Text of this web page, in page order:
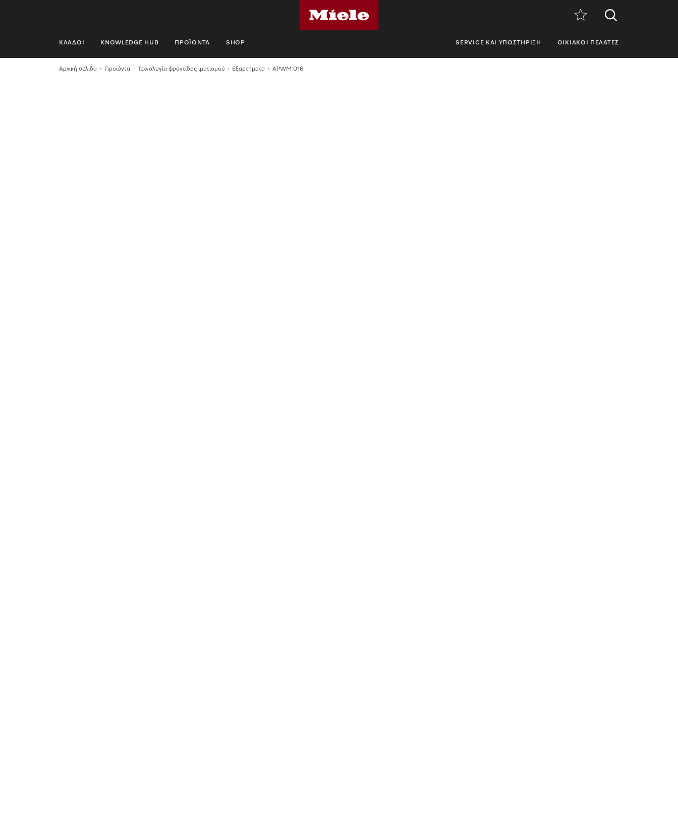
ΚΛΆΔΟΙ KNOWLEDGE HUB ΠΡΟΪΌΝΤΑ SHOP SERVICE ΚΑΙ ΥΠΟΣΤΉΡΙΞΗ ΟΙΚΙΑΚΟΊ ΠΕΛΆΤΕΣ
ΚΛΆΔΟΙ
Αρχική σελίδα Προϊόντα Τεχνολογία φροντίδας ιματισμού Εξαρτήματα APWM 016